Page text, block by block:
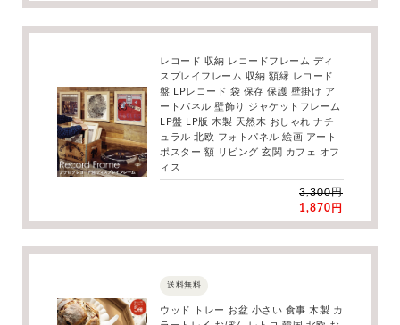
レコード 収納 レコードフレーム ディ
スプレイフレーム 収納 額縁 レコード
盤 LPレコード 袋 保存 保護 壁掛け ア
ートパネル 壁飾り ジャケットフレーム
LP盤 LP版 木製 天然木 おしゃれ ナチ
ュラル 北欧 フォトパネル 絵画 アート
ポスター 額 リビング 玄関 カフェ オフ
ィス
3,300円
1,870円
送料無料
ウッド トレー お盆 小さい 食事 木製 カ